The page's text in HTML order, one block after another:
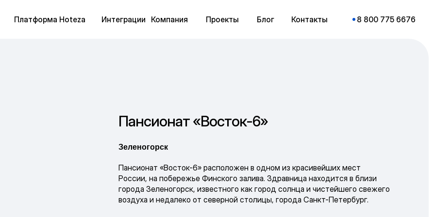
Платформа Hoteza Интеграции Контакты 8 800 775 6676
Блог
Проекты
Компания
Пансионат «Восток-6»
Зеленогорск
Пансионат «Восток-6» расположен в одном из красивейших мест
России, на побережье Финского залива. Здравница находится в близи
города Зеленогорск, известного как город солнца и чистейшего свежего
воздуха и недалеко от северной столицы, города Санкт-Петербург.